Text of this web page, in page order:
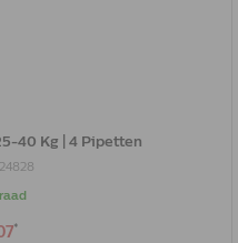
40 Kg | 4 Pipetten
*